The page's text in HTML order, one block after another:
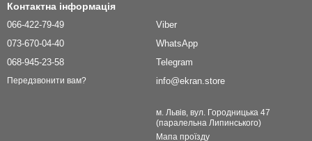
Контактна інформація
066-422-79-49
073-670-04-40
068-945-23-58
Передзвонити вам?
Viber
WhatsApp
Telegram
info@ekran.store
м. Львів, вул. Городницька 47
(паралельна Липинського)
Мапа проїзду